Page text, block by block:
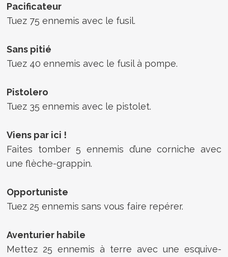
Pacificateur
Tuez 75 ennemis avec le fusil.
Sans pitié
Tuez 40 ennemis avec le fusil à pompe.
Pistolero
Tuez 35 ennemis avec le pistolet.
Viens par ici !
Faites tomber 5 ennemis d’une corniche avec
une flèche-grappin.
Opportuniste
Tuez 25 ennemis sans vous faire repérer.
Aventurier habile
Mettez 25 ennemis à terre avec une esquive-